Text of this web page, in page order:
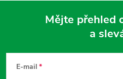
Mějte přehled
a
E-mail